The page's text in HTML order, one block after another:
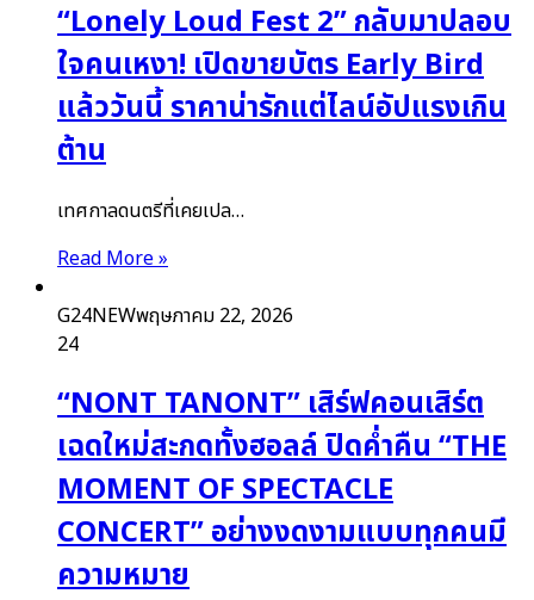
“Lonely Loud Fest 2” กลับมาปลอบ
ใจคนเหงา! เปิดขายบัตร Early Bird
แล้ววันนี้ ราคาน่ารักแต่ไลน์อัปแรงเกิน
ต้าน
เทศกาลดนตรีที่เคยเปล…
Read More »
G24NEWพฤษภาคม 22, 2026
24
“NONT TANONT” เสิร์ฟคอนเสิร์ต
เฉดใหม่สะกดทั้งฮอลล์ ปิดค่ำคืน “THE
MOMENT OF SPECTACLE
CONCERT” อย่างงดงามแบบทุกคนมี
ความหมาย